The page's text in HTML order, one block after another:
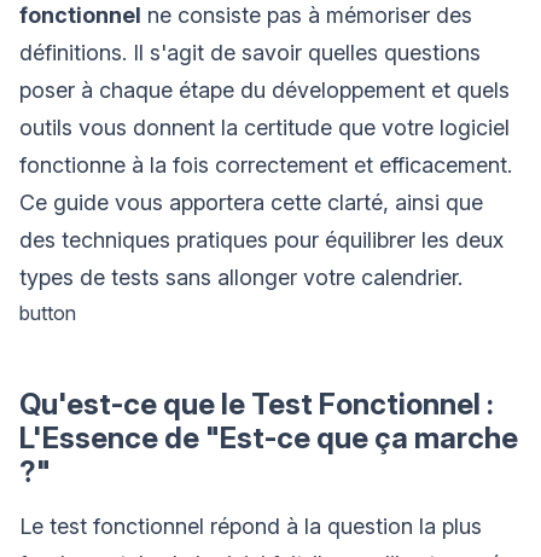
fonctionnel ne consiste pas à mémoriser des
définitions. Il s'agit de savoir quelles questions
poser à chaque étape du développement et quels
outils vous donnent la certitude que votre logiciel
fonctionne à la fois correctement et efficacement.
Ce guide vous apportera cette clarté, ainsi que
des techniques pratiques pour équilibrer les deux
types de tests sans allonger votre calendrier.
button
Qu'est-ce que le Test Fonctionnel :
L'Essence de "Est-ce que ça marche
?"
Le test fonctionnel répond à la question la plus